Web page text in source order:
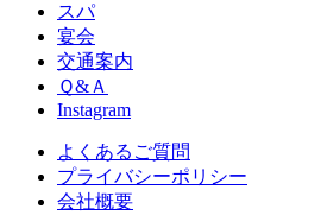
スパ
宴会
交通案内
Ｑ&Ａ
Instagram
よくあるご質問
プライバシーポリシー
会社概要